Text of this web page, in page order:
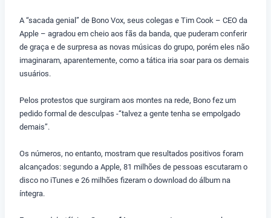
A “sacada genial” de Bono Vox, seus colegas e Tim Cook – CEO da
Apple – agradou em cheio aos fãs da banda, que puderam conferir
de graça e de surpresa as novas músicas do grupo, porém eles não
imaginaram, aparentemente, como a tática iria soar para os demais
usuários.
Pelos protestos que surgiram aos montes na rede, Bono fez um
pedido formal de desculpas -“talvez a gente tenha se empolgado
demais”.
Os números, no entanto, mostram que resultados positivos foram
alcançados: segundo a Apple, 81 milhões de pessoas escutaram o
disco no iTunes e 26 milhões fizeram o download do álbum na
íntegra.